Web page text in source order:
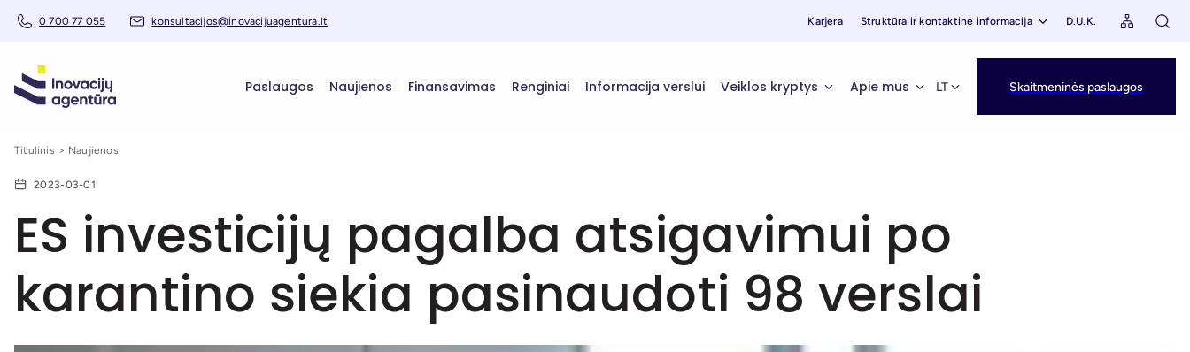
0 700 77 055 konsultacijos@inovacijuagentura.lt Karjera Struktūra ir kontaktinė informacija D.U.K.
Paslaugos Naujienos Finansavimas Renginiai Informacija verslui Veiklos kryptys Apie mus LT Skaitmeninės paslaugos
Titulinis Naujienos
2023-03-01
ES investicijų pagalba atsigavimui po
karantino siekia pasinaudoti 98 verslai